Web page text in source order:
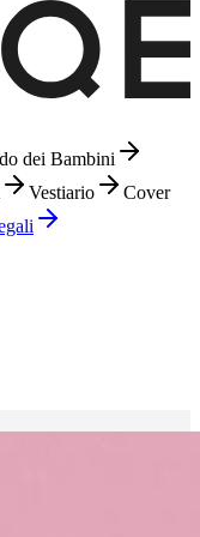
dei Bambini
Vestiario
Cover